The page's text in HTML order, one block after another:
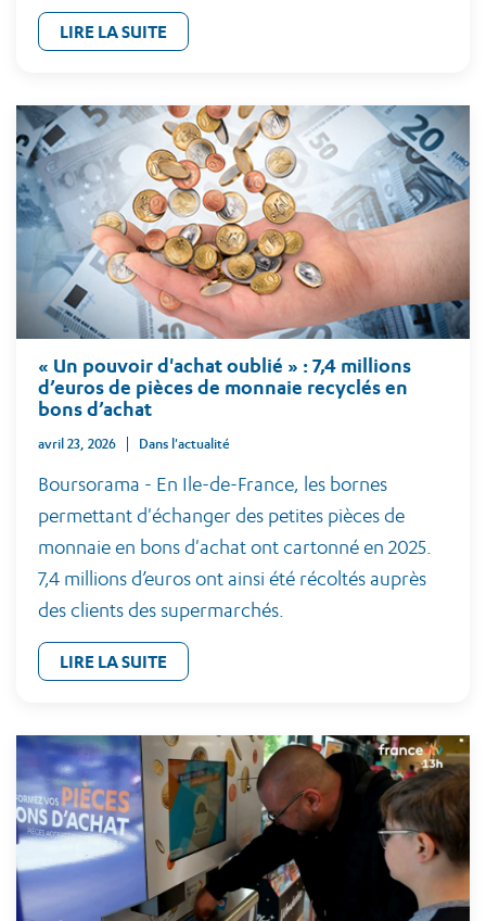
LIRE LA SUITE
« Un pouvoir d'achat oublié » : 7,4 millions
d’euros de pièces de monnaie recyclés en
bons d’achat
avril 23, 2026 Dans l'actualité
Boursorama - En Ile-de-France, les bornes
permettant d'échanger des petites pièces de
monnaie en bons d'achat ont cartonné en 2025.
7,4 millions d’euros ont ainsi été récoltés auprès
des clients des supermarchés.
LIRE LA SUITE